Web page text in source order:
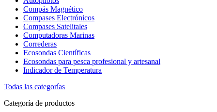
Compás Magnético
Compases Electrónicos
Compases Satelitales
Computadoras Marinas
Correderas
Ecosondas Científicas
Ecosondas para pesca profesional y artesanal
Indicador de Temperatura
Todas las categorías
Categoría de productos